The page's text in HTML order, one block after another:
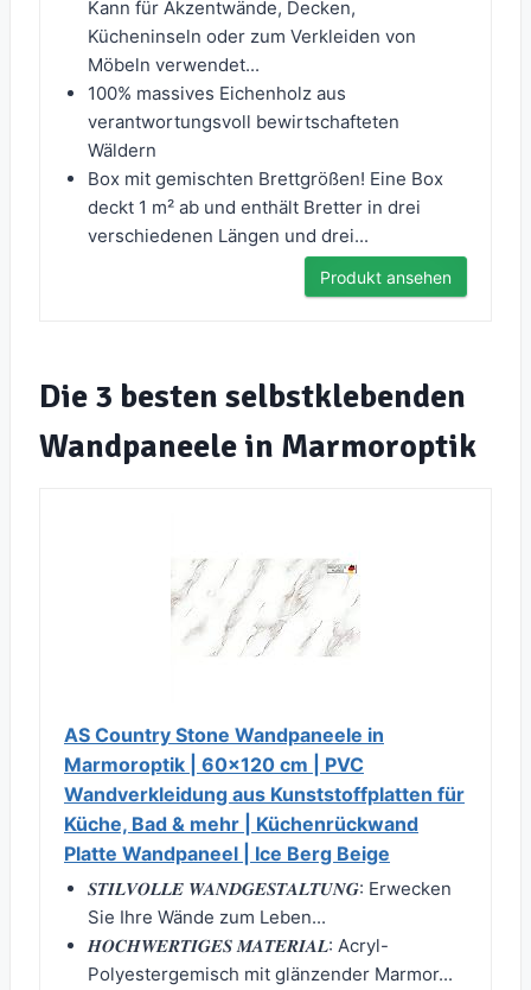
Kann für Akzentwände, Decken,
Kücheninseln oder zum Verkleiden von
Möbeln verwendet...
100% massives Eichenholz aus
verantwortungsvoll bewirtschafteten
Wäldern
Box mit gemischten Brettgrößen! Eine Box
deckt 1 m² ab und enthält Bretter in drei
verschiedenen Längen und drei...
Produkt ansehen
Die 3 besten selbstklebenden
Wandpaneele in Marmoroptik
AS Country Stone Wandpaneele in
Marmoroptik | 60x120 cm | PVC
Wandverkleidung aus Kunststoffplatten für
Küche, Bad & mehr | Küchenrückwand
Platte Wandpaneel | Ice Berg Beige
𝑺𝑻𝑰𝑳𝑽𝑶𝑳𝑳𝑬 𝑾𝑨𝑵𝑫𝑮𝑬𝑺𝑻𝑨𝑳𝑻𝑼𝑵𝑮: Erwecken
Sie Ihre Wände zum Leben...
𝑯𝑶𝑪𝑯𝑾𝑬𝑹𝑻𝑰𝑮𝑬𝑺 𝑴𝑨𝑻𝑬𝑹𝑰𝑨𝑳: Acryl-
Polyestergemisch mit glänzender Marmor...